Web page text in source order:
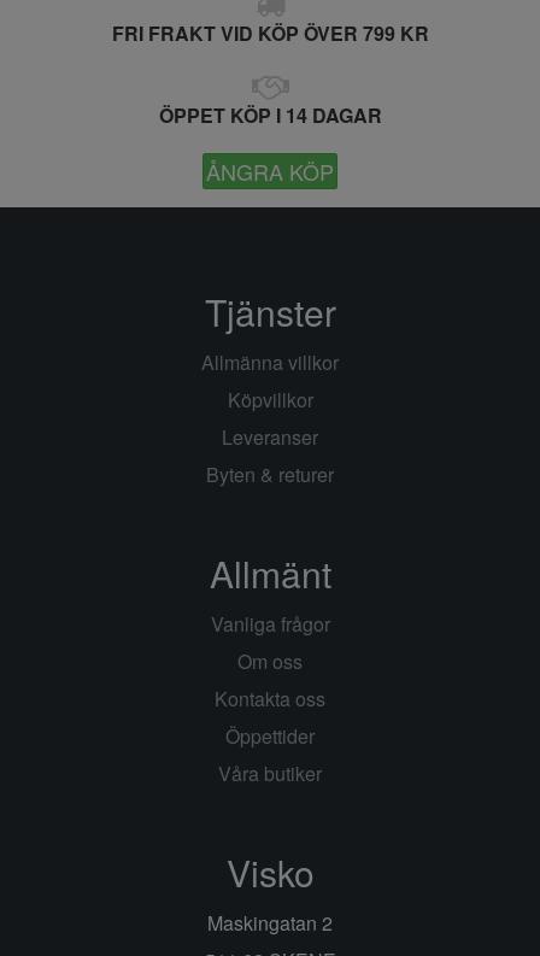
FRI FRAKT VID KÖP ÖVER 799 KR
ÖPPET KÖP I 14 DAGAR
ÅNGRA KÖP
Tjänster
Allmänna villkor
Köpvillkor
Leveranser
Byten & returer
Allmänt
Vanliga frågor
Om oss
Kontakta oss
Öppettider
Våra butiker
Visko
Maskingatan 2